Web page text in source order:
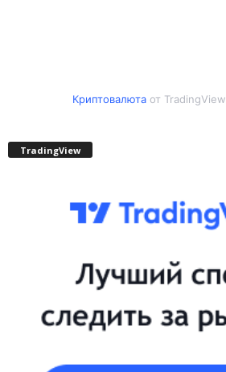
Криптовалютаот TradingView
TradingView